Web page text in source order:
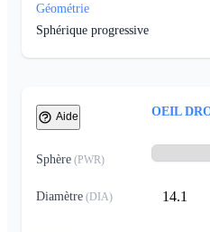
Géométrie
Sphérique progressive
Aide OEIL
Sphère (PWR)
Diamètre (DIA) 14.1